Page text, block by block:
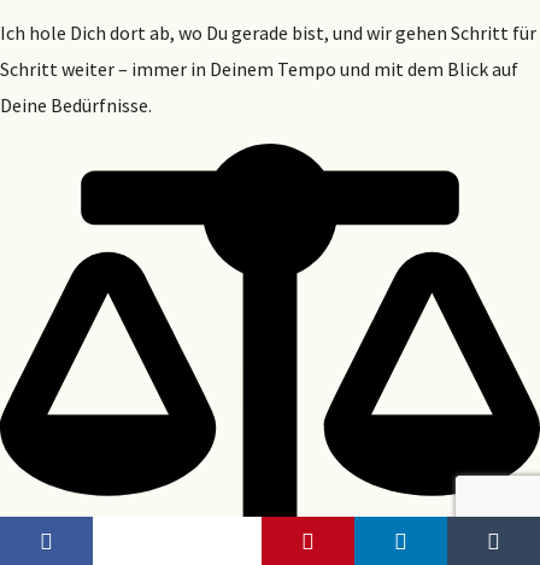
Ich hole Dich dort ab, wo Du gerade bist, und wir gehen Schritt für
Schritt weiter – immer in Deinem Tempo und mit dem Blick auf
Deine Bedürfnisse.